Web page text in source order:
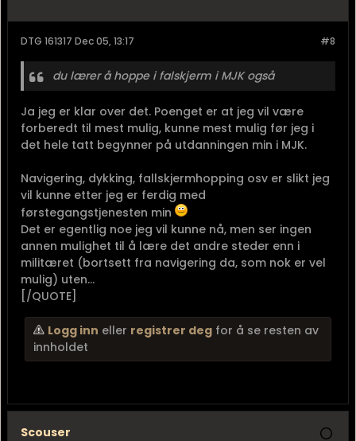
#8
DTG 161317 Dec 05, 13:17
du lærer å hoppe i falskjerm i MJK også
Ja jeg er klar over det. Poenget er at jeg vil være
forberedt til mest mulig, kunne mest mulig før jeg i
det hele tatt begynner på utdanningen min i MJK.
Navigering, dykking, fallskjermhopping osv er slikt jeg
vil kunne etter jeg er ferdig med
førstegangstjenesten min
Det er egentlig noe jeg vil kunne nå, men ser ingen
annen mulighet til å lære det andre steder enn i
militæret (bortsett fra navigering da, som nok er vel
mulig) uten...
[/QUOTE]
Logg inn eller registrer deg for å se resten av
innholdet
Scouser